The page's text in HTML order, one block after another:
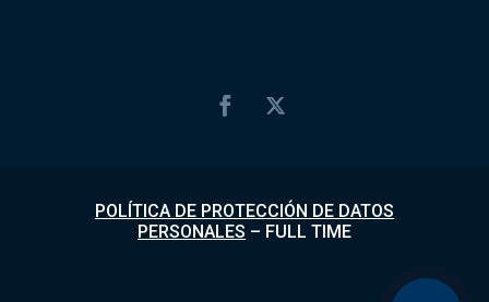
POLÍTICA DE PROTECCIÓN DE DATOS
PERSONALES – FULL TIME